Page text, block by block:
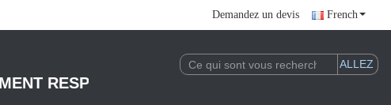
Demandez un devis French
RESPONSABLE DE L'EXPLOITATION DE LA